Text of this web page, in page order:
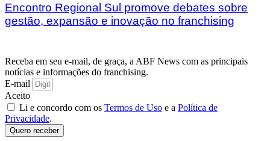
Encontro Regional Sul promove debates sobre
gestão, expansão e inovação no franchising
Receba em seu e-mail, de graça, a ABF News com as principais
notícias e informações do franchising.
E-mail
Aceito
Li e concordo com os Termos de Uso e a Política de
Privacidade.
Quero receber